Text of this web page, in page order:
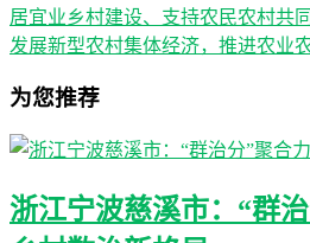
居宜业乡村建设、支持农民农村共
发展新型农村集体经济，推进农业
为您推荐
浙江宁波慈溪市：“群